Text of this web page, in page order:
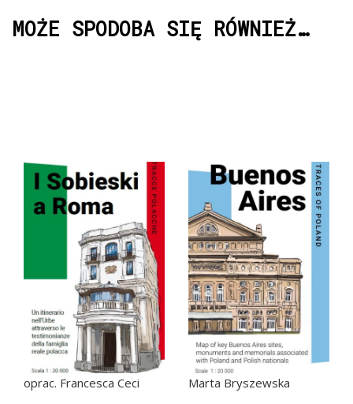
MOŻE SPODOBA SIĘ RÓWNIEŻ…
oprac. Francesca Ceci Marta Bryszewska